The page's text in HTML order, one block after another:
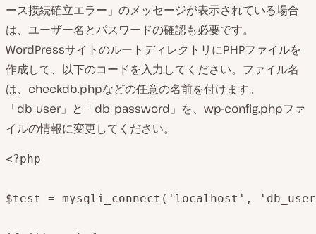
ース接続確立エラー」のメッセージが表示されている場合
は、ユーザー名とパスワードの確認も必要です。
WordPressサイトのルートディレクトリにPHPファイルを
作成して、以下のコードを入力してください。ファイル名
は、checkdb.phpなどの任意の名前を付けます。
「db_user」と「db_password」を、wp-config.phpファ
イルの情報に変更してください。
<?php
$test = mysqli_connect('localhost',